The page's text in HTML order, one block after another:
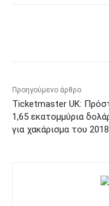
Προηγούμενο άρθρο
Ticketmaster UK:
1,65 εκατομμύρια
για χακάρισμα του 2018